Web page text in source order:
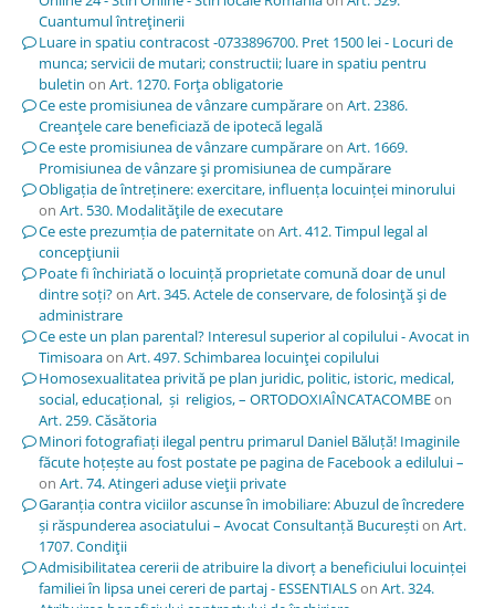
Cuantumul întreţinerii
Luare in spatiu contracost -0733896700. Pret 1500 lei - Locuri de
munca; servicii de mutari; constructii; luare in spatiu pentru
buletin on Art. 1270. Forţa obligatorie
Ce este promisiunea de vânzare cumpărareon Art. 2386.
Creanţele care beneficiază de ipotecă legală
Ce este promisiunea de vânzare cumpărareon Art. 1669.
Promisiunea de vânzare şi promisiunea de cumpărare
Obligația de întreținere: exercitare, influența locuinței minorului
on Art. 530. Modalităţile de executare
Ce este prezumția de paternitateon Art. 412. Timpul legal al
concepţiunii
Poate fi închiriată o locuință proprietate comună doar de unul
dintre soți?on Art. 345. Actele de conservare, de folosinţă şi de
administrare
Ce este un plan parental? Interesul superior al copilului - Avocat in
Timisoaraon Art. 497. Schimbarea locuinţei copilului
Homosexualitatea privită pe plan juridic, politic, istoric, medical,
social, educațional, și religios, – ORTODOXIAÎNCATACOMBEon
Art. 259. Căsătoria
Minori fotografiați ilegal pentru primarul Daniel Băluță! Imaginile
făcute hoțește au fost postate pe pagina de Facebook a edilului –
on Art. 74. Atingeri aduse vieţii private
Garanția contra viciilor ascunse în imobiliare: Abuzul de încredere
și răspunderea asociatului – Avocat Consultanță Bucureștion Art.
1707. Condiţii
Admisibilitatea cererii de atribuire la divorț a beneficiului locuinței
familiei în lipsa unei cereri de partaj - ESSENTIALSon Art. 324.